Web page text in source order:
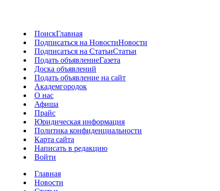
ПоискГлавная
Подписаться на НовостиНовости
Подписаться на СтатьиСтатьи
Подать объявлениеГазета
Доска объявлений
Подать объявление на сайт
Академгородок
О нас
Афиша
Прайс
Юридическая информация
Политика конфиденциальности
Карта сайта
Написать в редакцию
Войти
Главная
Новости